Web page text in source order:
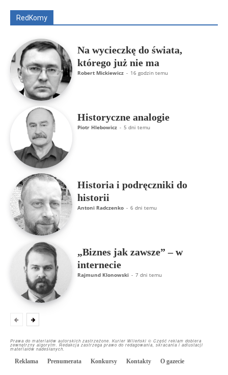
RedKomy
Na wycieczkę do świata,
którego już nie ma
Robert Mickiewicz - 16 godzin temu
Historyczne analogie
Piotr Hlebowicz - 5 dni temu
Historia i podręczniki do
historii
Antoni Radczenko - 6 dni temu
„Biznes jak zawsze” – w
internecie
Rajmund Klonowski - 7 dni temu
Prawa do materiałów autorskich zastrzeżone. Kurier Wileński © Część reklam dobiera
zewnętrzny algorytm. Redakcja zastrzega prawo do redagowania, skracania i adiustacji
materiałów nadesłanych.
Reklama Prenumerata Konkursy Kontakty O gazecie